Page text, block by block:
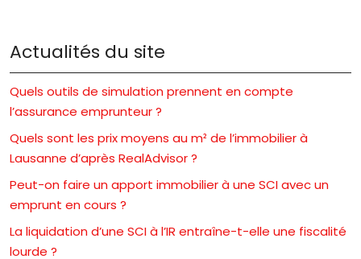
Actualités du site
Quels outils de simulation prennent en compte
l’assurance emprunteur ?
Quels sont les prix moyens au m² de l’immobilier à
Lausanne d’après RealAdvisor ?
Peut-on faire un apport immobilier à une SCI avec un
emprunt en cours ?
La liquidation d’une SCI à l’IR entraîne-t-elle une fiscalité
lourde ?